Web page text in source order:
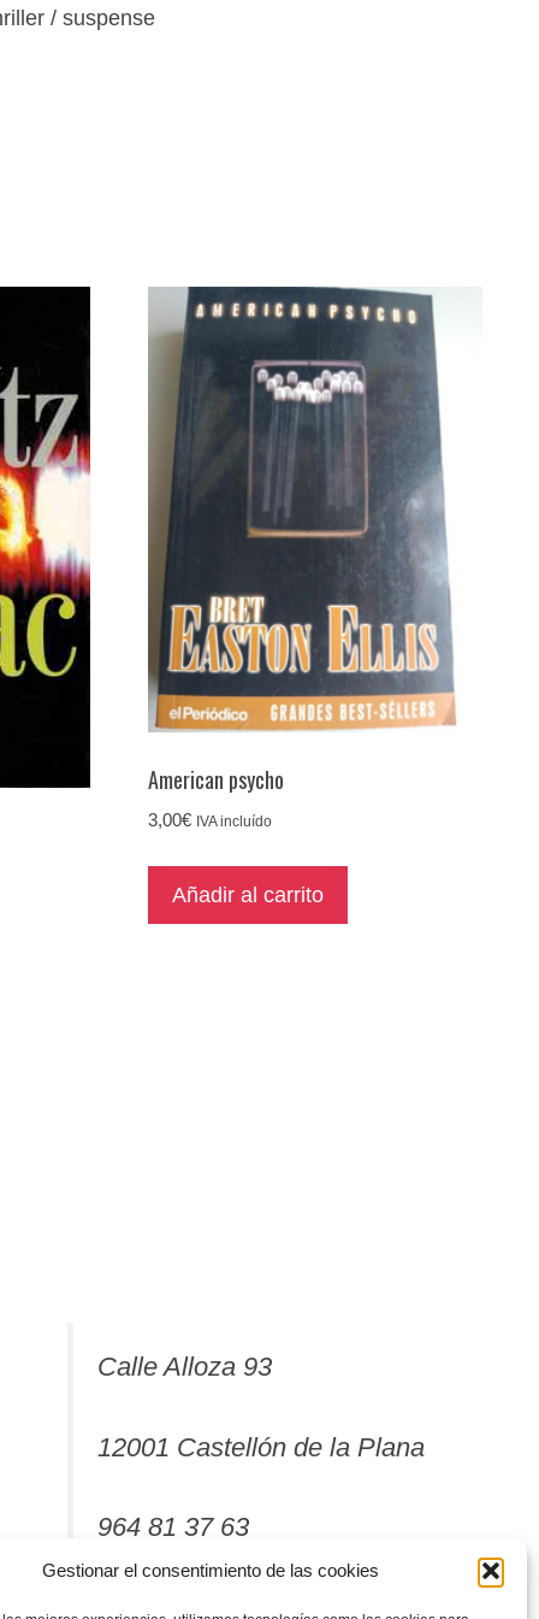
Gestionar el consentimiento de las cookies
/ suspense
American psycho
3,00€ IVA incluído
Añadir al carrito
Calle Alloza 93
12001 Castellón de la Plana
964 81 37 63